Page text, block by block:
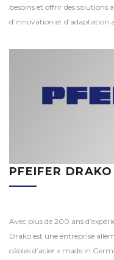
besoins et offrir des solutions
d’innovation et
PFEIFER DRAKO
Avec plus de 200 ans
Drako est une entreprise
câbles d’acier « made in